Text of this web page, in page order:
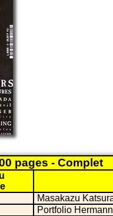
pages - Complet
Masakazu
Portfolio